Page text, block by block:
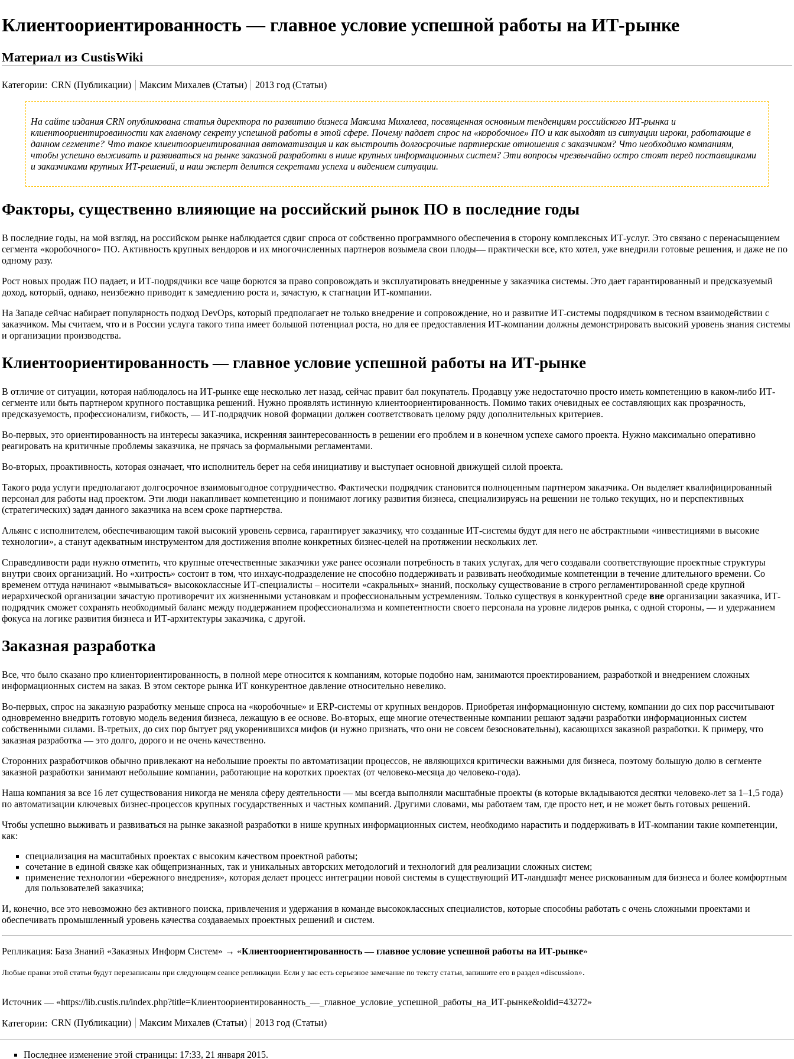
Клиентоориентированность — главное условие успешной работы на ИТ-рынке
Материал из CustisWiki
Категории: CRN (Публикации) Максим Михалев (Статьи) 2013 год (Статьи)
На сайте издания CRNопубликована статья директора по развитию бизнеса Максима Михалева, посвященная основным тенденциям российского ИТ-рынка и
клиентоориентированности как главному секрету успешной работы в этой сфере. Почему падает спрос на «коробочное» ПО и как выходят из ситуации игроки, работающие в
данном сегменте? Что такое клиентоориентированная автоматизация и как выстроить долгосрочные партнерские отношения с заказчиком? Что необходимо компаниям,
чтобы успешно выживать и развиваться на рынке заказной разработки в нише крупных информационных систем? Эти вопросы чрезвычайно остро стоят перед поставщиками
и заказчиками крупных ИТ-решений, и наш эксперт делится секретами успеха и видением ситуации.
Факторы, существенно влияющие на российский рынок ПО в последние годы
В последние годы, на мой взгляд, на российском рынке наблюдается сдвиг спроса от собственно программного обеспечения в сторону комплексных ИТ-услуг. Это связано с перенасыщением
сегмента «коробочного» ПО. Активность крупных вендоров и их многочисленных партнеров возымела свои плоды­— практически все, кто хотел, уже внедрили готовые решения, и даже не по
одному разу.
Рост новых продаж ПО падает, и ИТ-подрядчики все чаще борются за право сопровождать и эксплуатировать внедренные у заказчика системы. Это дает гарантированный и предсказуемый
доход, который, однако, неизбежно приводит к замедлению роста и, зачастую, к стагнации ИТ-компании.
На Западе сейчас набирает популярность подход DevOps, который предполагает не только внедрение и сопровождение, но и развитие ИТ-системы подрядчиком в тесном взаимодействии с
заказчиком. Мы считаем, что и в России услуга такого типа имеет большой потенциал роста, но для ее предоставления ИТ-компании должны демонстрировать высокий уровень знания системы
и организации производства.
Клиентоориентированность — главное условие успешной работы на ИТ-рынке
В отличие от ситуации, которая наблюдалось на ИТ-рынке еще несколько лет назад, сейчас правит бал покупатель. Продавцу уже недостаточно просто иметь компетенцию в каком-либо ИТ-
сегменте или быть партнером крупного поставщика решений. Нужно проявлять истинную клиентоориентированность. Помимо таких очевидных ее составляющих как прозрачность,
предсказуемость, профессионализм, гибкость, — ИТ-подрядчик новой формации должен соответствовать целому ряду дополнительных критериев.
Во-первых, это ориентированность на интересы заказчика, искренняя заинтересованность в решении его проблем и в конечном успехе самого проекта. Нужно максимально оперативно
реагировать на критичные проблемы заказчика, не прячась за формальными регламентами.
Во-вторых, проактивность, которая означает, что исполнитель берет на себя инициативу и выступает основной движущей силой проекта.
Такого рода услуги предполагают долгосрочное взаимовыгодное сотрудничество. Фактически подрядчик становится полноценным партнером заказчика. Он выделяет квалифицированный
персонал для работы над проектом. Эти люди накапливает компетенцию и понимают логику развития бизнеса, специализируясь на решении не только текущих, но и перспективных
(стратегических) задач данного заказчика на всем сроке партнерства.
Альянс с исполнителем, обеспечивающим такой высокий уровень сервиса, гарантирует заказчику, что созданные ИТ-системы будут для него не абстрактными «инвестициями в высокие
технологии», а станут адекватным инструментом для достижения вполне конкретных бизнес-целей на протяжении нескольких лет.
Справедливости ради нужно отметить, что крупные отечественные заказчики уже ранее осознали потребность в таких услугах, для чего создавали соответствующие проектные структуры
внутри своих организаций. Но «хитрость» состоит в том, что инхаус-подразделение не способно поддерживать и развивать необходимые компетенции в течение длительного времени. Со
временем оттуда начинают «вымываться» высококлассные ИТ-специалисты – носители «сакральных» знаний, поскольку существование в строго регламентированной среде крупной
иерархической организации зачастую противоречит их жизненными установкам и профессиональным устремлениям. Только существуя в конкурентной среде вне организации заказчика, ИТ-
подрядчик сможет сохранять необходимый баланс между поддержанием профессионализма и компетентности своего персонала на уровне лидеров рынка, с одной стороны, — и удержанием
фокуса на логике развития бизнеса и ИТ-архитектуры заказчика, с другой.
Заказная разработка
Все, что было сказано про клиенториентированность, в полной мере относится к компаниям, которые подобно нам, занимаются проектированием, разработкой и внедрением сложных
информационных систем на заказ. В этом секторе рынка ИТ конкурентное давление относительно невелико.
Во-первых, спрос на заказную разработку меньше спроса на «коробочные» и ERP-системы от крупных вендоров. Приобретая информационную систему, компании до сих пор рассчитывают
одновременно внедрить готовую модель ведения бизнеса, лежащую в ее основе. Во-вторых, еще многие отечественные компании решают задачи разработки информационных систем
собственными силами. В-третьих, до сих пор бытует ряд укоренившихся мифов (и нужно признать, что они не совсем безосновательны), касающихся заказной разработки. К примеру, что
заказная разработка — это долго, дорого и не очень качественно.
Сторонних разработчиков обычно привлекают на небольшие проекты по автоматизации процессов, не являющихся критически важными для бизнеса, поэтому большую долю в сегменте
заказной разработки занимают небольшие компании, работающие на коротких проектах (от человеко-месяца до человеко-года).
Наша компания за все 16 лет существования никогда не меняла сферу деятельности — мы всегда выполняли масштабные проекты (в которые вкладываются десятки человеко-лет за 1–1,5 года)
по автоматизации ключевых бизнес-процессов крупных государственных и частных компаний. Другими словами, мы работаем там, где просто нет, и не может быть готовых решений.
Чтобы успешно выживать и развиваться на рынке заказной разработки в нише крупных информационных систем, необходимо нарастить и поддерживать в ИТ-компании такие компетенции,
как:
специализация на масштабных проектах с высоким качеством проектной работы;
сочетание в единой связке как общепризнанных, так и уникальных авторских методологий и технологий для реализации сложных систем;
применение технологии «бережного внедрения», которая делает процесс интеграции новой системы в существующий ИТ-ландшафт менее рискованным для бизнеса и более комфортным
для пользователей заказчика;
И, конечно, все это невозможно без активного поиска, привлечения и удержания в команде высококлассных специалистов, которые способны работать с очень сложными проектами и
обеспечивать промышленный уровень качества создаваемых проектных решений и систем.
Репликация: База Знаний «Заказных Информ Систем» → «Клиентоориентированность — главное условие успешной работы на ИТ-рынке»
Любые правки этой статьи будут перезаписаны при следующем сеансе репликации. Если у вас есть серьезное замечание по тексту статьи, запишите его в раздел «discussion».
Источник — «https://lib.custis.ru/index.php?title=Клиентоориентированность_—_главное_условие_успешной_работы_на_ИТ-рынке&oldid=43272»
Категории: CRN (Публикации) Максим Михалев (Статьи) 2013 год (Статьи)
Последнее изменение этой страницы: 17:33, 21 января 2015.